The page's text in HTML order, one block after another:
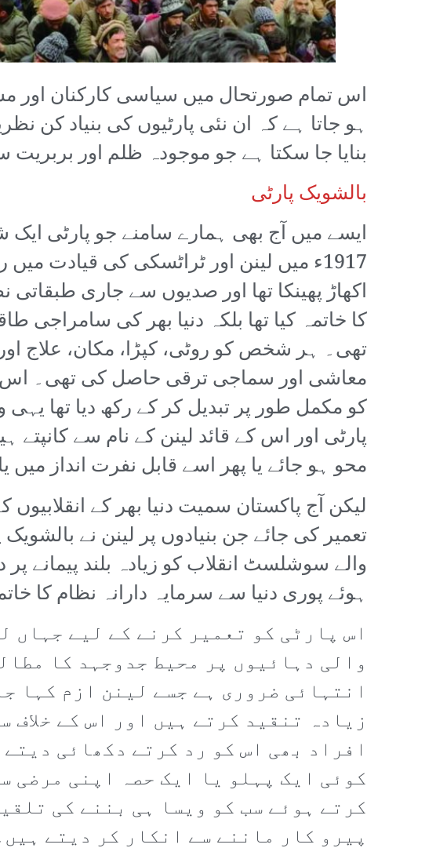
اس تمام صورتحال میں سیاسی کارکنان اور
ہو جاتا ہے کہ ان نئی پارٹیوں کی بنیاد کن
بنایا جا سکتا ہے جو موجودہ ظلم اور
بالشویک پارٹی
ایسے میں آج بھی ہمارے سامنے جو پارٹی
1917ء میں لینن اور ٹراٹسکی کی قیادت
اکھاڑ پھینکا تھا اور صدیوں سے جاری
کا خاتمہ کیا تھا بلکہ دنیا بھر کی
تھی۔ ہر شخص کو روٹی، کپڑا، مکان، علاج
معاشی اور سماجی ترقی حاصل کی تھی۔
کو مکمل طور پر تبدیل کر کے رکھ دیا تھا
پارٹی اور اس کے قائد لینن کے نام سے
محو ہو جائے یا پھر اسے قابل نفرت انداز میں
لیکن آج پاکستان سمیت دنیا بھر کے
تعمیر کی جائے جن بنیادوں پر لینن نے
والے سوشلسٹ انقلاب کو زیادہ بلند پیمانے
ہوئے پوری دنیا سے سرمایہ دارانہ نظام کا
اس پارٹی کو تعمیر کرنے کے لیے
والی دہائیوں پر محیط جدوجہد کا
انتہائی ضروری ہے جسے لینن ازم کہا
زیادہ تنقید کرتے ہیں اور اس کے
افراد بھی اس کو رد کرتے دکھائی
کوئی ایک پہلو یا ایک حصہ اپنی مرضی
کرتے ہوئے سب کو ویسا ہی بننے کی
پیرو کار ماننے سے انکار کر دیتے